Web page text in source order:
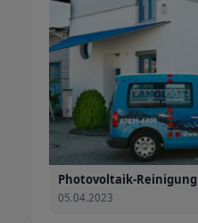
Photovoltaik-Reinigung
05.04.2023